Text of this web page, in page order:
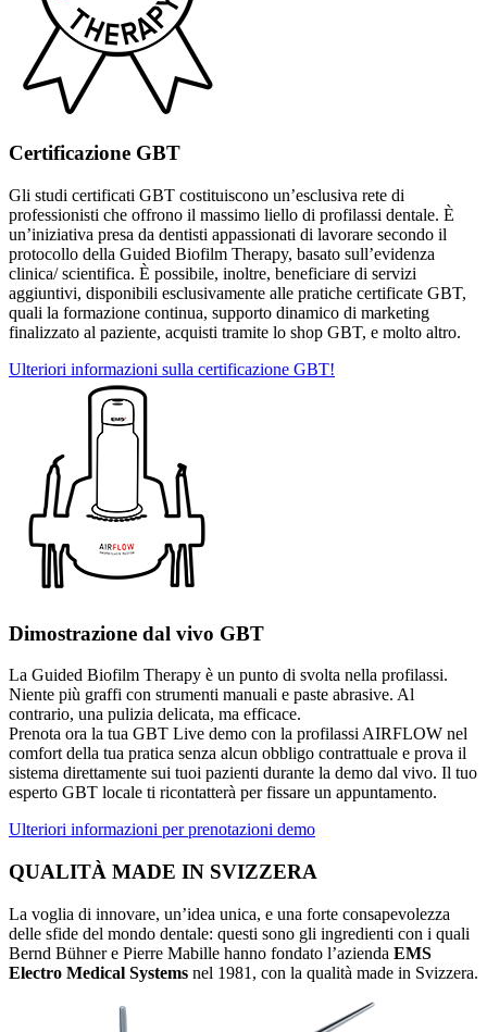
Certificazione GBT
Gli studi certificati GBT costituiscono un’esclusiva rete di
professionisti che offrono il massimo liello di profilassi dentale. È
un’iniziativa presa da dentisti appassionati di lavorare secondo il
protocollo della Guided Biofilm Therapy, basato sull’evidenza
clinica/ scientifica. È possibile, inoltre, beneficiare di servizi
aggiuntivi, disponibili esclusivamente alle pratiche certificate GBT,
quali la formazione continua, supporto dinamico di marketing
finalizzato al paziente, acquisti tramite lo shop GBT, e molto altro.
Ulteriori informazioni sulla certificazione GBT!
Dimostrazione dal vivo GBT
La Guided Biofilm Therapy è un punto di svolta nella profilassi.
Niente più graffi con strumenti manuali e paste abrasive. Al
contrario, una pulizia delicata, ma efficace.
Prenota ora la tua GBT Live demo con la profilassi AIRFLOW nel
comfort della tua pratica senza alcun obbligo contrattuale e prova il
sistema direttamente sui tuoi pazienti durante la demo dal vivo. Il tuo
esperto GBT locale ti ricontatterà per fissare un appuntamento.
Ulteriori informazioni per prenotazioni demo
QUALITÀ MADE IN SVIZZERA
La voglia di innovare, un’idea unica, e una forte consapevolezza
delle sfide del mondo dentale: questi sono gli ingredienti con i quali
Bernd Bühner e Pierre Mabille hanno fondato l’azienda EMS
Electro Medical Systems nel 1981, con la qualità made in Svizzera.